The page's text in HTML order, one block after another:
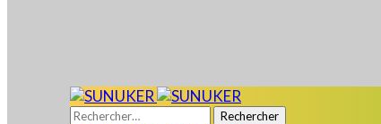
Rechercher :